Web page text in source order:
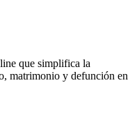
que simplifica la
matrimonio y defunción en